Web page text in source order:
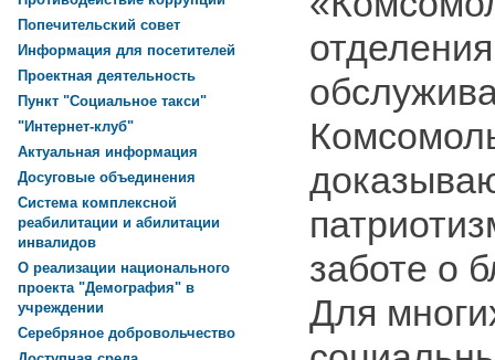
заботе о
Для
Попечительский совет
Информация для посетителей
Проектная деятельность
Пункт "Социальное такси"
"Интернет-клуб"
Актуальная информация
Досуговые объединения
Система комплексной
реабилитации и абилитации
инвалидов
О реализации национального
проекта "Демография" в
учреждении
Серебряное добровольчество